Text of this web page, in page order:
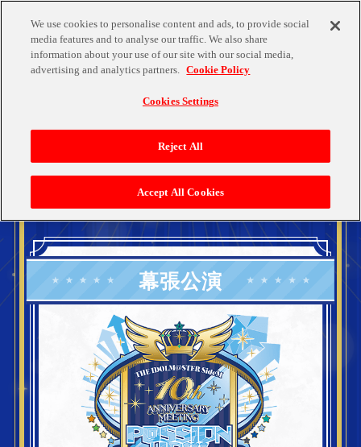
TOP
INFORMATION
TICKET
チケット情報
STREAMING
配信情報
INFORMATION
EHIME KUMAMOTO
OSAKA
MAKUHARI
YOKOHAMA
幕張公演
We use cookies to personalise content and ads, to provide social
media features and to analyse our traffic. We also share
information about your use of our site with our social media,
advertising and analytics partners. Cookie Policy
Cookies Settings
Reject All
Accept All Cookies